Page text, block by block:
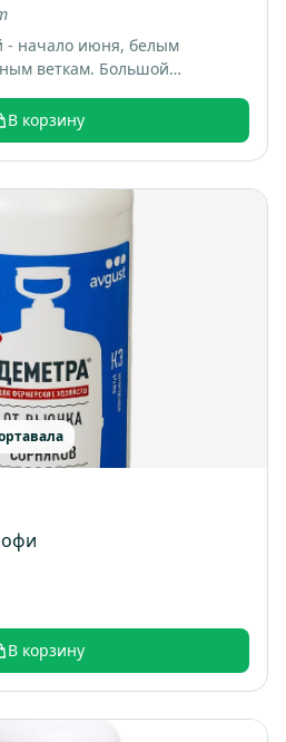
- начало июня, белым
веткам. Большой
фонтан”. Итоговый
м высотой и шириной.
В корзину
В корзину